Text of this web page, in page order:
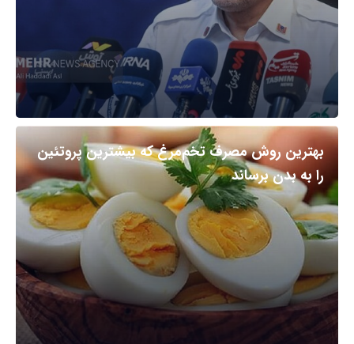
بهترین روش مصرف تخم‌مرغ که بیشترین پروتئین
را به بدن برساند